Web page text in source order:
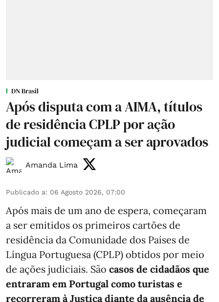
DN Brasil
Após disputa com a AIMA, títulos
de residência CPLP por ação
judicial começam a ser aprovados
Amanda Lima
Publicado a: 06 Agosto 2026, 07:00
Após mais de um ano de espera, começaram
a ser emitidos os primeiros cartões de
residência da Comunidade dos Países de
Língua Portuguesa (CPLP) obtidos por meio
de ações judiciais. São casos de cidadãos que
entraram em Portugal como turistas e
recorreram à Justiça diante da ausência de